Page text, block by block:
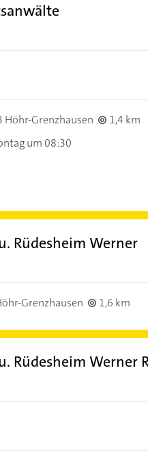
Höhr-Grenzhausen
1,4 km
um 08:30
Rüdesheim Werner
Grenzhausen 1,6 km
Rüdesheim Werner